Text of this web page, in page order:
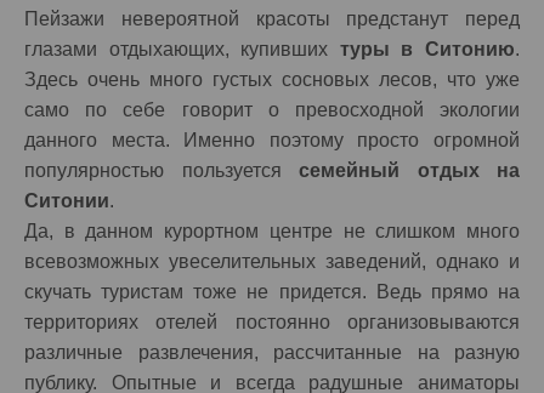
Пейзажи невероятной красоты предстанут перед
глазами отдыхающих, купивших туры в Ситонию.
Здесь очень много густых сосновых лесов, что уже
само по себе говорит о превосходной экологии
данного места. Именно поэтому просто огромной
популярностью пользуется семейный отдых на
Ситонии.
Да, в данном курортном центре не слишком много
всевозможных увеселительных заведений, однако и
скучать туристам тоже не придется. Ведь прямо на
территориях отелей постоянно организовываются
различные развлечения, рассчитанные на разную
публику. Опытные и всегда радушные аниматоры